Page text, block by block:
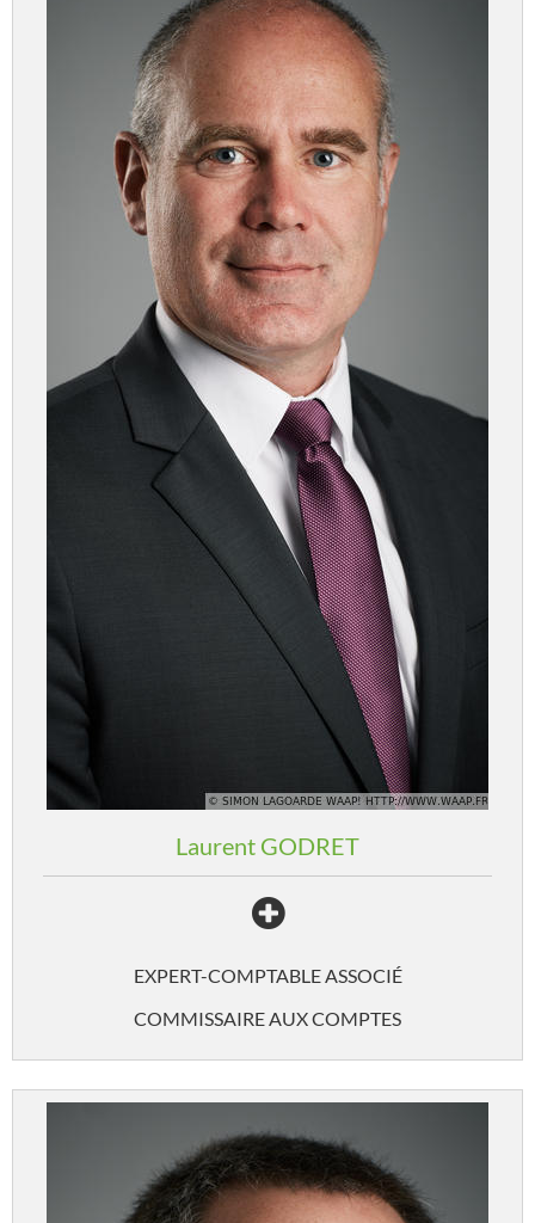
Laurent GODRET
EXPERT-COMPTABLE ASSOCIÉ
COMMISSAIRE AUX COMPTES